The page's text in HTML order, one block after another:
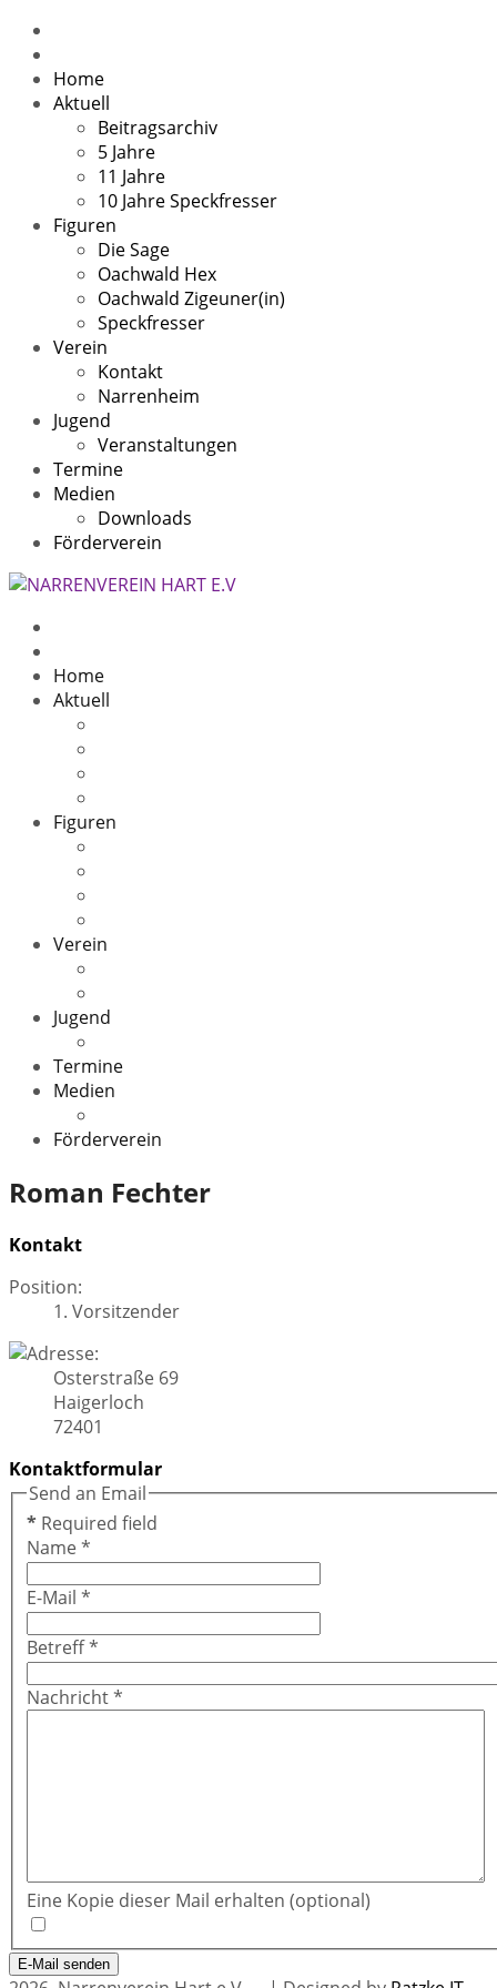
Home
Aktuell
Beitragsarchiv
5 Jahre
11 Jahre
10 Jahre Speckfresser
Figuren
Die Sage
Oachwald Hex
Oachwald Zigeuner(in)
Speckfresser
Verein
Kontakt
Narrenheim
Jugend
Veranstaltungen
Termine
Medien
Downloads
Förderverein
Home
Aktuell
Figuren
Verein
Jugend
Termine
Medien
Förderverein
Roman Fechter
Kontakt
Position:
1. Vorsitzender
Osterstraße 69
Haigerloch
72401
Kontaktformular
Send an Email
* Required field
Name*
E-Mail *
Betreff*
Nachricht*
Eine Kopie dieser Mail erhalten (optional)
E-Mail senden